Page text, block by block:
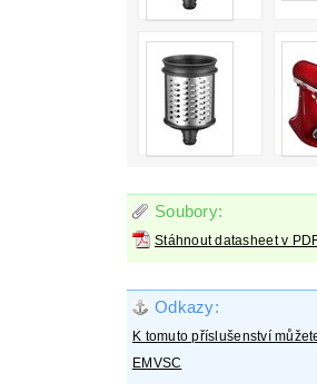
Soubory:
Stáhnout datasheet v
Odkazy:
K tomuto příslušenství
EMVSC